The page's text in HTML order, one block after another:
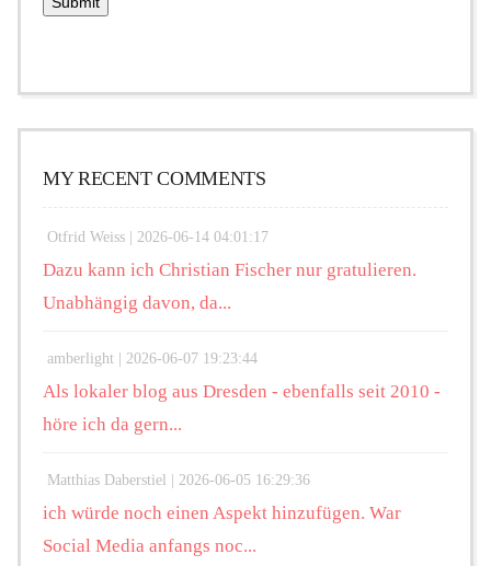
MY RECENT COMMENTS
Otfrid Weiss | 2026-06-14 04:01:17
Dazu kann ich Christian Fischer nur gratulieren.
Unabhängig davon, da...
amberlight | 2026-06-07 19:23:44
Als lokaler blog aus Dresden - ebenfalls seit 2010 -
höre ich da gern...
Matthias Daberstiel | 2026-06-05 16:29:36
ich würde noch einen Aspekt hinzufügen. War
Social Media anfangs noc...